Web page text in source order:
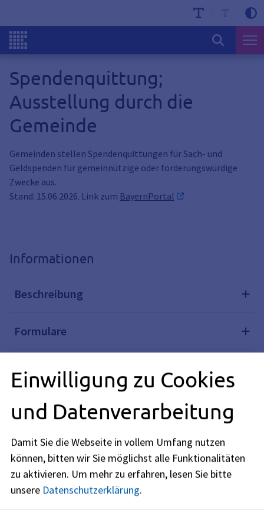
Spendenquittung;
Ausstellung durch die
Gemeinde
Gemeinden stellen Spendenquittungen für Sach- und
Geldspenden für gemeinnützige oder förderungswürdige
Zwecke aus.
Stand: 15.06.2026. Link zum BayernPortal
Informationen
Beschreibung
Formulare
Verwandte Themen
Redaktionell verantwortlich: Bayerisches Staatsministerium
Einwilligung zu Cookies
und Datenverarbeitung
Damit Sie die Webseite in vollem Umfang nutzen
können, bitten wir Sie möglichst alle Funktionalitäten
zu aktivieren. Um mehr zu erfahren, lesen Sie bitte
unsere Datenschutzerklärung.